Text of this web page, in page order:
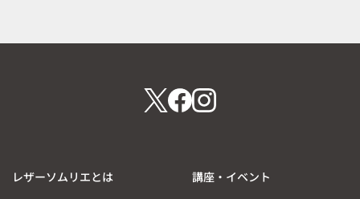
り
レザーソムリエとは
講座・イベント